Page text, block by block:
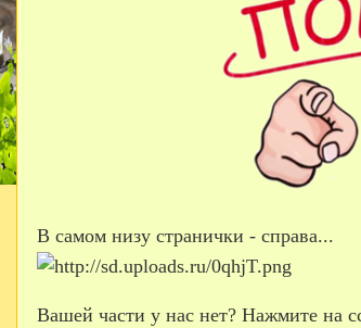
В самом низу странички - справа...
Вашей части у нас нет? Нажмите на